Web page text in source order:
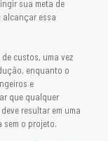
sua meta de
alcançar essa
custos, uma vez
enquanto o
e
que qualquer
resultar em uma
sem o projeto.